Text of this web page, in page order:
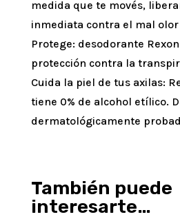
medida que te movés,
inmediata contra el mal
Protege: desodorante
protección contra la
Cuida la piel de tus axilas:
tiene 0% de alcohol etílico.
dermatológicamente
También puede
interesarte…